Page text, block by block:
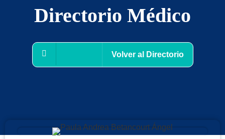
Directorio Médico
Volver al Directorio